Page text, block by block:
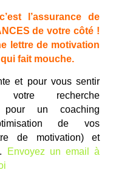
l’assurance de
de votre côté !
lettre de motivation
fait mouche.
et pour vous sentir
recherche
pour un coaching
de vos
de motivation) et
Envoyez un email à